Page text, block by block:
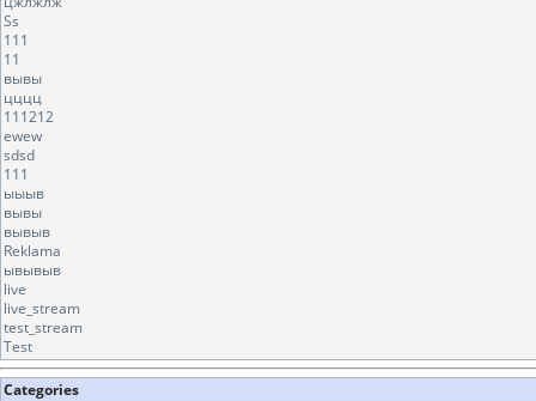
Ss
111
11
вывы
цццц
111212
ewew
sdsd
111
ыыыв
вывы
вывыв
Reklama
ывывыв
live
live_stream
test_stream
Test
Categories